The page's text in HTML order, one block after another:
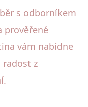
s odborníkem
prověřené
vám nabídne
z